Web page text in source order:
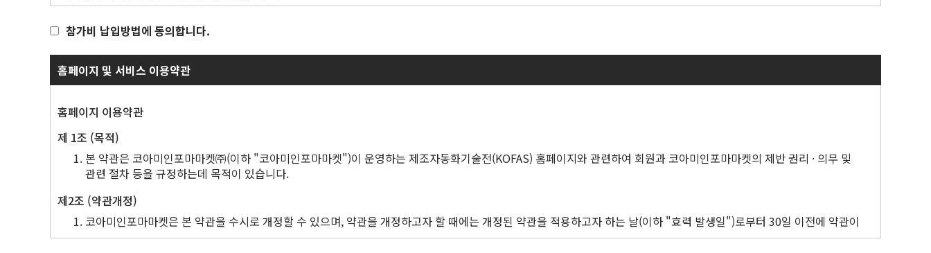
"패키지"란 참가신청서에 기재된 전시 공간, 스폰서십, 디렉토리 및/또는 디바이스 패키지를 의미한다.
"직원"이란 전시회와 관련하여 전시자에 의해 고용된 직원, 컨설턴트, 대리인, 기타 담당자 또는 하청기업과 그 직원을 말한다.
"신고의무가 있는 위반"이란 개인정보에 대한 우발적, 무단 또는 불법 처리, 파기, 손실, 손상, 변경 또는 접근으로 유발되는 모든 보안 위반을 말한다.
"전시 공간"이란 참가신청서를 통해 전시자에게 제공된 전시 공간을 말한다.
"스폰서십"이란 참가신청서에 명시된 패키지에 대한 스폰서 및/또는 판촉 요소로, 광고, 마케팅 서비스 및/또는 콘텐츠 세션 참여 기회 등을 포함한다.
"전시장"이란 전시회가 개최되는 장소를 의미한다.
패키지
전시자가 주최자에게 서명/날인된 참가신청서를 제출하면, 이는 참가규정에 따라 패키지를 구매하겠다는 의사로 간주되며, 전시자는 이를 무효화할 수 없습니다.
참가신청서를 제출한다고 하여 다음이 보장되는 것은 아닙니다: (i) 전시회에 전시하거나 참가하는 것이 허용되는 것 (ii) 전시장 내 특정 홀, 부문 또는 위치에 배정되는 것
(iii) 전시 공간 및/또는 스폰서십을 포함한 패키지가 제공되는 것
주최자는 참가신청서를 거부할 권리를 갖습니다.
참가신청서는 주최자가 이메일 등 서면으로 승인한 시점부터 법적 효력을 가집니다. 수신 여부는 법적 효력에 영향을 미치지 않습니다.
패키지 업데이트를 포함하여 참가신청서의 계약 내용을 변경하려면, 양 당사자가 서면으로 합의해야 합니다.
참가규정은 전시자가 적용하려는 무역, 관습, 관행, 또는 거래 과정에서 암시되는 모든 용어를 배제하고 우선 적용됩니다.
3. 잔금 납입
· 2025년 1월 31일까지 잔금(총 참가비의 70%) 납입
4. 취소 및 축소날짜
· 2025년 1월 31일까지 총 참가비의 30%를 위약금으로 납부
· 2025년 2월 1일부터 총 참가비의 100%를 위약금으로 납부
※ 은행정보
· 계좌번호 : 하나은행 279-910029-90504 코아미인포마마켓주식회사
· 은행주소 : 서울특별시 중랑구 망우로 430 (02164) (Tel : 02-494-1111)
취소 및 축소 날짜
취소 및 축소 위약금
참가비 납입방법에 동의합니다.
홈페이지 및 서비스 이용약관
홈페이지 이용약관
제 1조 (목적)
본 약관은 코아미인포마마켓㈜(이하 "코아미인포마마켓")이 운영하는 제조자동화기술전(KOFAS) 홈페이지와 관련하여 회원과 코아미인포마마켓의 제반 권리 · 의무 및
관련 절차 등을 규정하는데 목적이 있습니다.
제2조 (약관개정)
코아미인포마마켓은 본 약관을 수시로 개정할 수 있으며, 약관을 개정하고자 할 때에는 개정된 약관을 적용하고자 하는 날(이하 "효력 발생일")로부터 30일 이전에 약관이
개정된다는 사실과 개정된 내용 등을 다음 각 호에 규정된 방법 중 1가지 이상의 방법으로 회원에게 알립니다.